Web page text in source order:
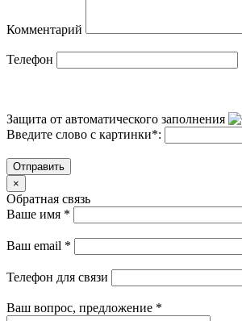
Комментарий
Телефон
Защита от автоматического заполнения
Введите слово с картинки*:
Отправить
×
Обратная связь
Ваше имя *
Ваш email *
Телефон для связи
Ваш вопрос, предложение *